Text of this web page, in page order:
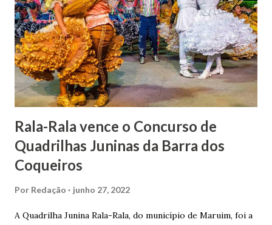
apresentou uma grande dedicação à atividade agrícola, que
lhe proporcionou uma grande reserva financeira. João
Gomes de Melo mandou construir a Igreja Matriz de Nosso
Senhor Bom Jesus dos Passos, que foi inaugurada em 1862 e
doada ao vigário Pe. José Joaquim de Vasconcelos. A Igreja
Matriz...
Rala-Rala vence o Concurso de
Quadrilhas Juninas da Barra dos
Coqueiros
Por Redação junho 27, 2022
A Quadrilha Junina Rala-Rala, do município de Maruim, foi a